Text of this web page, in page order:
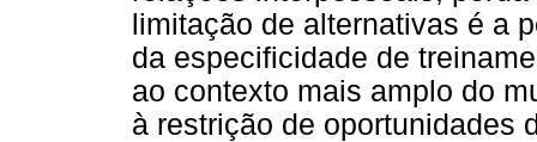
limitação de alternativas é a
da especificidade de
ao contexto mais amplo do
à restrição de oportunidades